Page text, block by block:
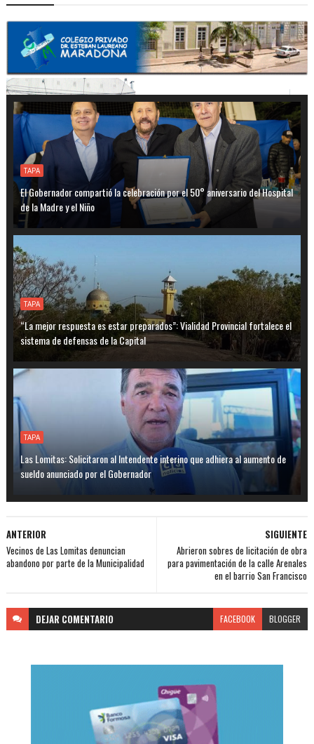
TAPA
El Gobernador compartió la celebración por el 50° aniversario del Hospital
de la Madre y el Niño
TAPA
“La mejor respuesta es estar preparados”: Vialidad Provincial fortalece el
sistema de defensas de la Capital
TAPA
Las Lomitas: Solicitaron al Intendente interino que adhiera al aumento de
sueldo anunciado por el Gobernador
SIGUIENTE
Abrieron sobres de licitación de obra
para pavimentación de la calle Arenales
en el barrio San Francisco
ANTERIOR
Vecinos de Las Lomitas denuncian
abandono por parte de la Municipalidad
DEJAR COMENTARIO FACEBOOK BLOGGER